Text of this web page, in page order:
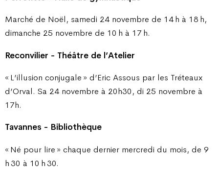
Marché de Noël, samedi 24 novembre de 14 h à 18 h,
dimanche 25 novembre de 10 h à 17 h.
Reconvilier - Théâtre de l’Atelier
« L’illusion conjugale » d’Eric Assous par les Tréteaux
d’Orval. Sa 24 novembre à 20h30, di 25 novembre à
17h.
Tavannes - Bibliothèque
« Né pour lire » chaque dernier mercredi du mois, de 9
h 30 à 10 h 30.